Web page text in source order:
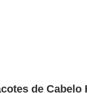
de Cabelo